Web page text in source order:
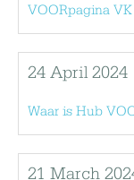
VOORpagina
24 April 2024
Waar is Hub
21 March